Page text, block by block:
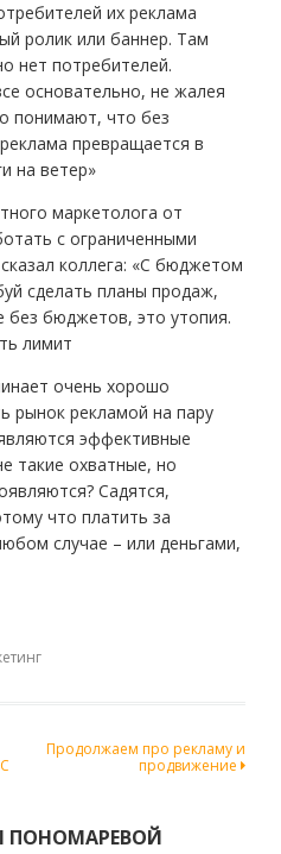
их реклама
ролик или баннер. Там
нет потребителей.
основательно, не жалея
понимают, что без
превращается в
на ветер»
маркетолога от
с ограниченными
коллега: «С бюджетом
сделать планы продаж,
без бюджетов, это утопия.
лимит
очень хорошо
рынок рекламой на пару
эффективные
такие охватные, но
Садятся,
что платить за
случае – или деньгами,
Продолжаем про рекламу и
продвижение
ПОНОМАРЕВОЙ